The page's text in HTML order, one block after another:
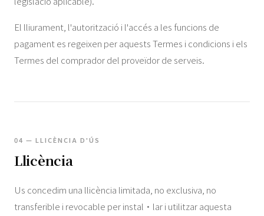
El lliurament, l'autorització i l'accés a les funcions de
pagament es regeixen per aquests Termes i condicions i els
Termes del comprador del proveïdor de serveis.
04 — LLICÈNCIA D'ÚS
Llicència
Us concedim una llicència limitada, no exclusiva, no
transferible i revocable per instal·lar i utilitzar aquesta